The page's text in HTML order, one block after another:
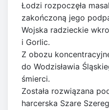
Łodzi rozpoczęła
zakończoną jego
Wojska radzieckie
i Gorlic.
Z obozu
do Wodzisławia
śmierci.
Została rozwiązana
harcerska Szare